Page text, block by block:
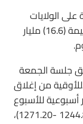
الولايات
المتحدة الأمريكية بنسبة (25%) على واردات بقيمة (16.6) مليار
جلسة الجمعة
$/للأوقية عند (1254.5) $/للأوقية من إغلاق
خسائر أسبوعية للأسبوع
الثالث على التوالي (-1.3%)، مع نطاق حركة (1244.80 -1271.20)،